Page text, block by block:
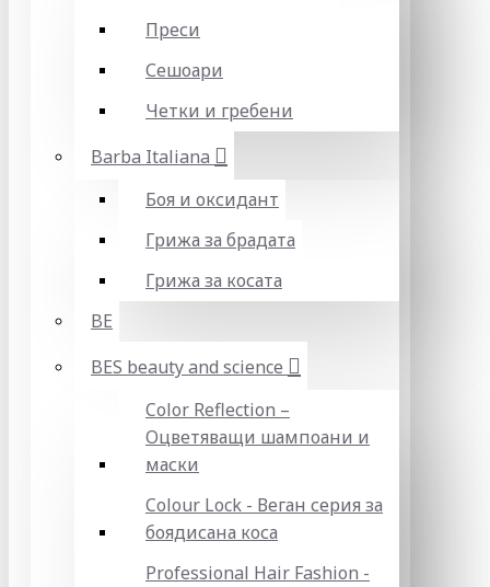
Преси
Сешоари
Четки и гребени
Barba Italiana
Боя и оксидант
Грижа за брадата
Грижа за косата
BE
BES beauty and science
Color Reflection –
Оцветяващи шампоани и
маски
Colour Lock - Веган серия за
боядисана коса
Professional Hair Fashion -